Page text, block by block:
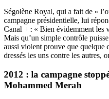
Ségolène Royal, qui a fait de «
campagne présidentielle, lui
Canal + : « Bien évidemment les
Mais qu’un simple contrôle
aussi violent prouve que quelque
dressés les uns contre les autres,
2012 : la campagne
Mohammed Merah